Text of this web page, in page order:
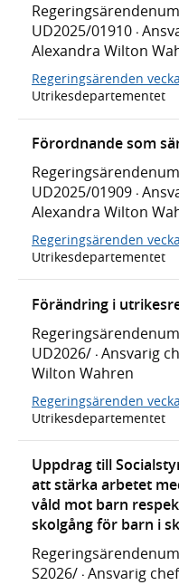
UD2025/01910 ·
Alexandra Wilton
Regeringsärenden
Utrikesdepartementet
Förordnande som
UD2025/01909 ·
Alexandra Wilton
Regeringsärenden
Utrikesdepartementet
Förändring i
UD2026/ · Ansvarig
Wilton Wahren
Regeringsärenden
Utrikesdepartementet
Uppdrag till
att stärka arbetet
våld mot barn
skolgång för barn i
S2026/ · Ansvarig